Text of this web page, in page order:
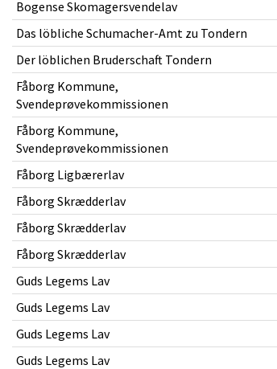
Bogense Skomagersvendelav
Das löbliche Schumacher-Amt zu Tondern
Der löblichen Bruderschaft Tondern
Fåborg Kommune,
Svendeprøvekommissionen
Fåborg Kommune,
Svendeprøvekommissionen
Fåborg Ligbærerlav
Fåborg Skrædderlav
Fåborg Skrædderlav
Fåborg Skrædderlav
Guds Legems Lav
Guds Legems Lav
Guds Legems Lav
Guds Legems Lav